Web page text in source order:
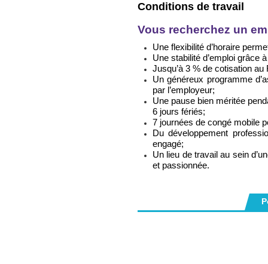
Conditions de travail
Vous recherchez un
Une flexibilité d’horaire
Une stabilité d’emploi grâce
Jusqu’à 3 % de cotisation
Un généreux programme
par l’employeur;
Une pause bien méritée
6 jours fériés;
7 journées de congé mobile
Du développement
engagé;
Un lieu de travail au sein
et passionnée.